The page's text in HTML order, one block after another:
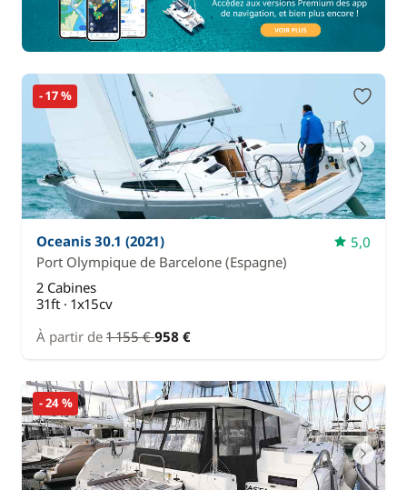
- 17 %
Oceanis 30.1 (2021)
5,0
Port Olympique de Barcelone (Espagne)
2 Cabines
31ft · 1x15cv
À partir de 1 155 €958 €
- 24 %